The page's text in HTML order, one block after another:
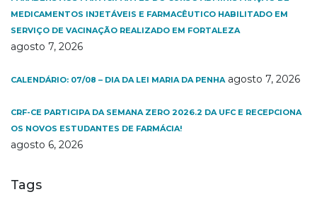
MEDICAMENTOS INJETÁVEIS E FARMACÊUTICO HABILITADO EM
SERVIÇO DE VACINAÇÃO REALIZADO EM FORTALEZA
agosto 7, 2026
CALENDÁRIO: 07/08 – DIA DA LEI MARIA DA PENHA agosto 7, 2026
CRF-CE PARTICIPA DA SEMANA ZERO 2026.2 DA UFC E RECEPCIONA
OS NOVOS ESTUDANTES DE FARMÁCIA!
agosto 6, 2026
Tags